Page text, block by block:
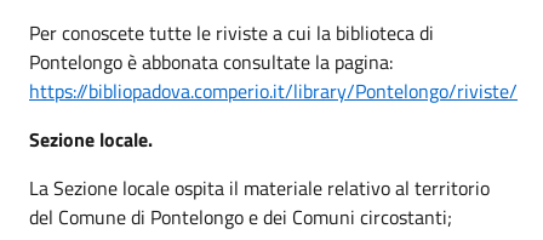
Per conoscete tutte le riviste a cui la biblioteca di
Pontelongo è abbonata consultate la pagina:
https://bibliopadova.comperio.it/library/Pontelongo/riviste/
Sezione locale.
La Sezione locale ospita il materiale relativo al territorio
del Comune di Pontelongo e dei Comuni circostanti;